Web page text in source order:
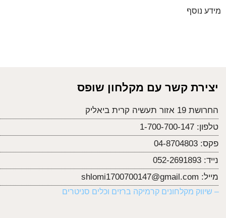
מידע נוסף
יצירת קשר עם מקלחון שופס
החרושת 19 אזור תעשיה קרית ביאליק
טלפון: 1-700-700-147
פקס: 04-8704803
נייד: 052-2691893
מייל: shlomi1700700147@gmail.com
– שיווק מקלחונים קרמיקה ברזים וכלים סניטרים